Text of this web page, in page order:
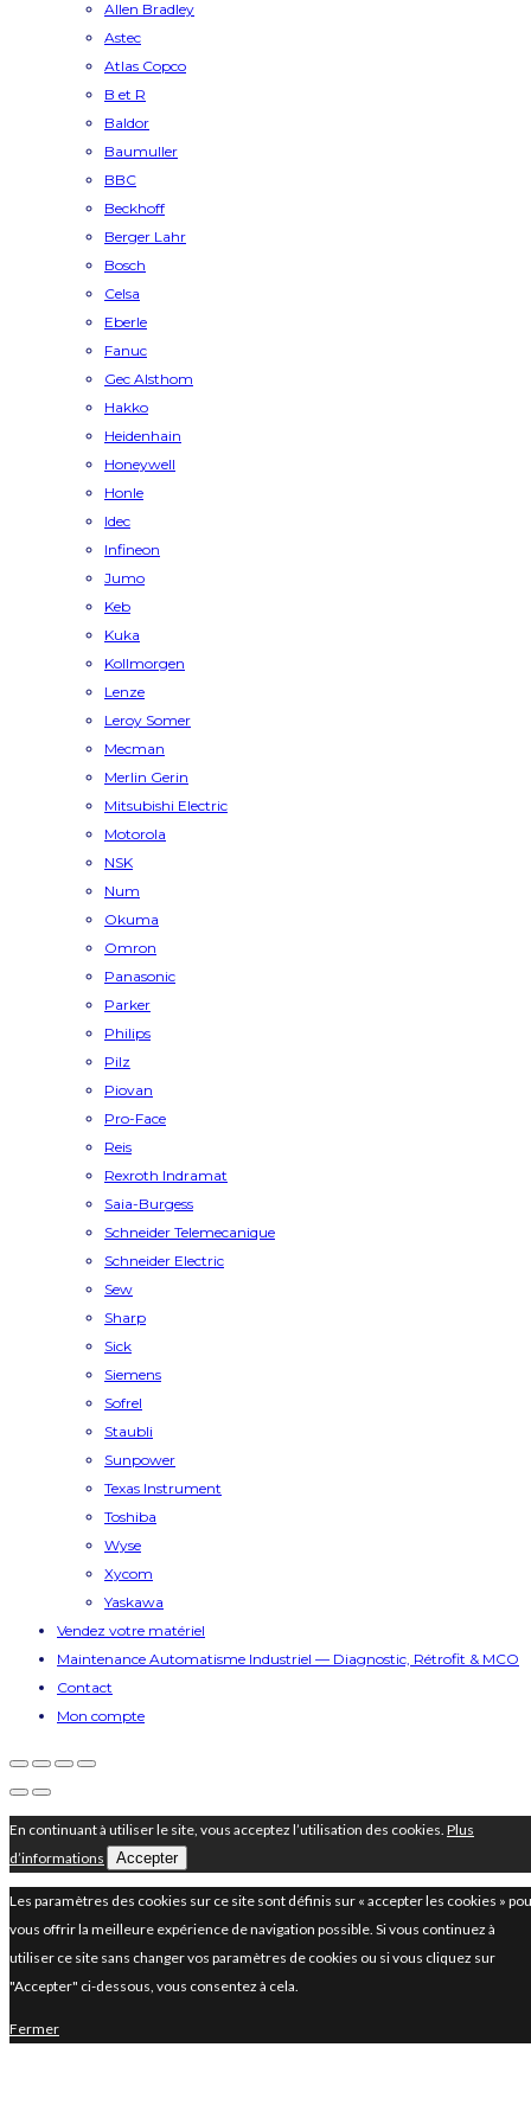
Allen Bradley
Astec
Atlas Copco
B et R
Baldor
Baumuller
BBC
Beckhoff
Berger Lahr
Bosch
Celsa
Eberle
Fanuc
Gec Alsthom
Hakko
Heidenhain
Honeywell
Honle
Idec
Infineon
Jumo
Keb
Kuka
Kollmorgen
Lenze
Leroy Somer
Mecman
Merlin Gerin
Mitsubishi Electric
Motorola
NSK
Num
Okuma
Omron
Panasonic
Parker
Philips
Pilz
Piovan
Pro-Face
Reis
Rexroth Indramat
Saia-Burgess
Schneider Telemecanique
Schneider Electric
Sew
Sharp
Sick
Siemens
Sofrel
Staubli
Sunpower
Texas Instrument
Toshiba
Wyse
Xycom
Yaskawa
Vendez votre matériel
Maintenance Automatisme Industriel — Diagnostic, Rétrofit & MCO
Contact
Mon compte
En continuant à utiliser le site, vous acceptez l’utilisation des cookies. Plus
d’informations
Accepter
Les paramètres des cookies sur ce site sont définis sur « accepter les cookies »
vous offrir la meilleure expérience de navigation possible. Si vous continuez à
utiliser ce site sans changer vos paramètres de cookies ou si vous cliquez sur
"Accepter" ci-dessous, vous consentez à cela.
Fermer